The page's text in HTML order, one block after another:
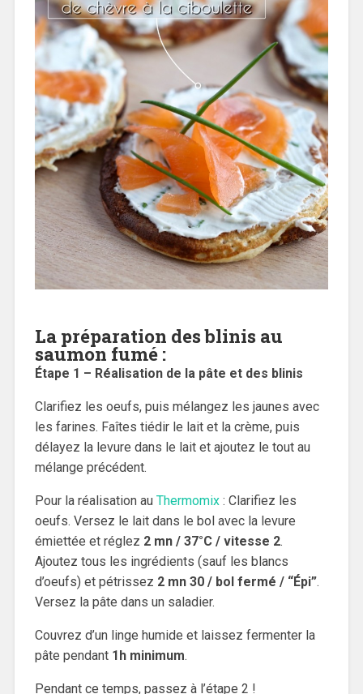
La préparation des blinis au
saumon fumé :
Étape 1 – Réalisation de la pâte et des blinis
Clarifiez les oeufs, puis mélangez les jaunes avec
les farines. Faîtes tiédir le lait et la crème, puis
délayez la levure dans le lait et ajoutez le tout au
mélange précédent.
Pour la réalisation au Thermomix: Clarifiez les
oeufs. Versez le lait dans le bol avec la levure
émiettée et réglez 2 mn / 37°C / vitesse 2.
Ajoutez tous les ingrédients (sauf les blancs
d’oeufs) et pétrissez 2 mn 30 / bol fermé / “Épi”.
Versez la pâte dans un saladier.
Couvrez d’un linge humide et laissez fermenter la
pâte pendant 1h minimum.
Pendant ce temps, passez à l’étape 2 !